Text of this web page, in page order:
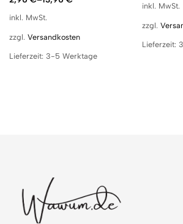
inkl. MwSt.
zzgl. Versandkosten
Lieferzeit: 3-5 Werktage
inkl. MwSt.
zzgl.
Lieferzeit: